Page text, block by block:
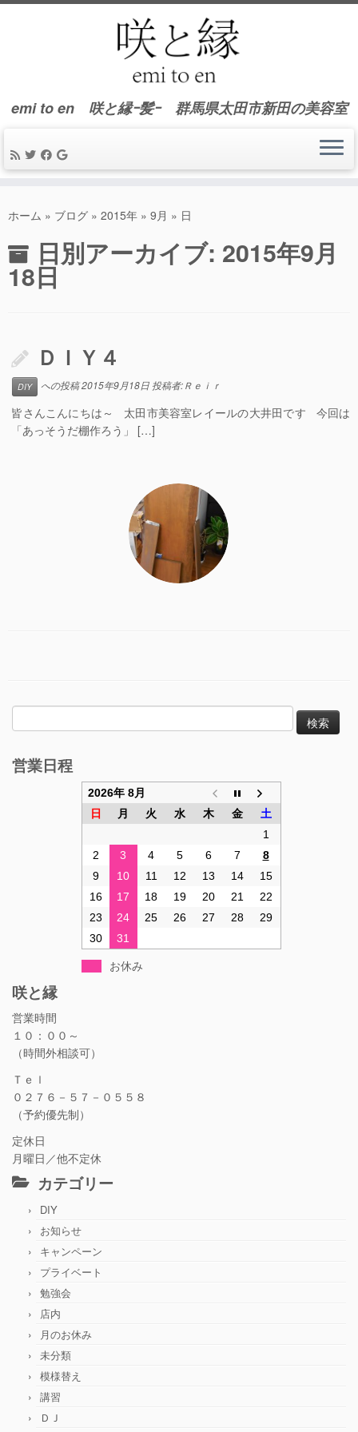
ン
ン
ツ
emi to en 咲と縁ｰ髪ｰ 群馬県太田市新田の美容室
ホーム » ブログ » 2015年 » 9月 » 日
日別アーカイブ: 2015年9月
18日
ＤＩＹ４
DIY への投稿2015年9月18日 投稿者:Ｒｅｉｒ
皆さんこんにちは～ 太田市美容室レイールの大井田です 今回は
「あっそうだ棚作ろう」 […]
検
索:
営業日程
2026年 8月
日
月 火 水 木 金
土
1
2
3 4 5 6 7
8
9
10 11 12 13 14
15
16
17 18 19 20 21
22
23
24 25 26 27 28
29
30
31
お休み
咲と縁
営業時間
１０：００～
（時間外相談可）
Ｔｅｌ
０２７６－５７－０５５８
（予約優先制）
定休日
月曜日／他不定休
カテゴリー
DIY
お知らせ
キャンペーン
プライベート
勉強会
店内
月のお休み
未分類
模様替え
講習
ＤＪ